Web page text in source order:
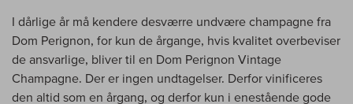
I dårlige år må kendere desværre undvære champagne fra
Dom Perignon, for kun de årgange, hvis kvalitet overbeviser
de ansvarlige, bliver til en Dom Perignon Vintage
Champagne. Der er ingen undtagelser. Derfor vinificeres
den altid som en årgang, og derfor kun i enestående gode